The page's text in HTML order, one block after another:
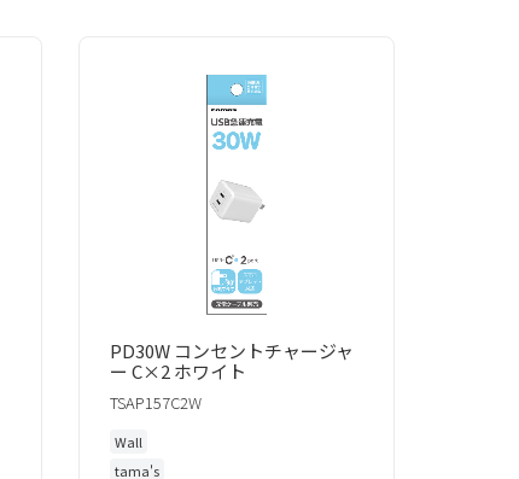
PD30W コンセントチャージャ
ー C×2 ホワイト
TSAP157C2W
Wall
tama's